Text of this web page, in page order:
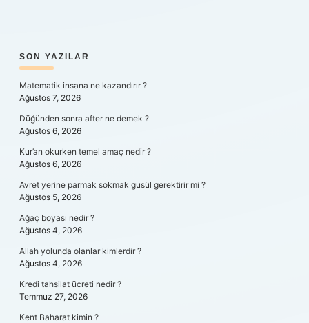
SIDEBAR
SON YAZILAR
Matematik insana ne kazandırır ?
Ağustos 7, 2026
Düğünden sonra after ne demek ?
Ağustos 6, 2026
Kur’an okurken temel amaç nedir ?
Ağustos 6, 2026
Avret yerine parmak sokmak gusül gerektirir mi ?
Ağustos 5, 2026
Ağaç boyası nedir ?
Ağustos 4, 2026
Allah yolunda olanlar kimlerdir ?
Ağustos 4, 2026
Kredi tahsilat ücreti nedir ?
Temmuz 27, 2026
Kent Baharat kimin ?